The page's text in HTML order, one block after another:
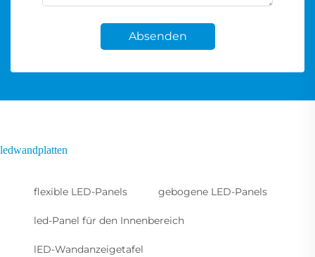
Absenden
ledwandplatten
flexible LED-Panels gebogene LED-Panels
led-Panel für den Innenbereich
lED-Wandanzeigetafel